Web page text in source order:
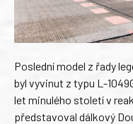
Poslední model z řady
byl vyvinut z typu L-
let minulého století v
představoval dálkový